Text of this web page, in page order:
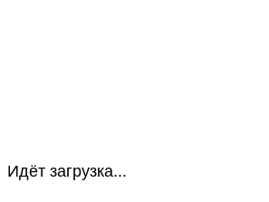
Идёт загрузка...